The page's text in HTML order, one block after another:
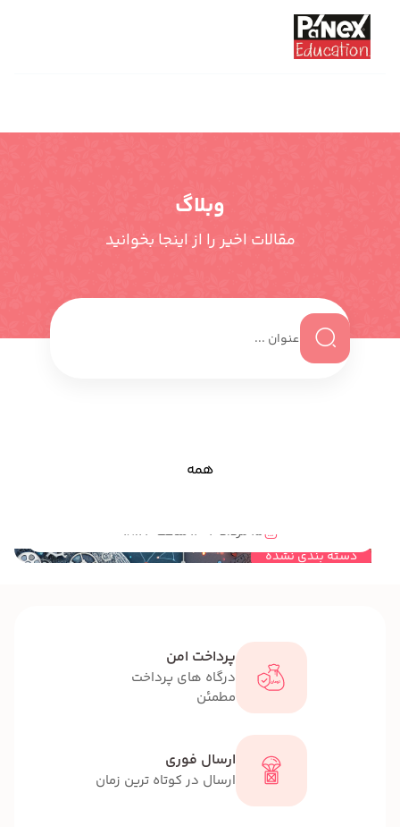
وبلاگ
مقالات اخیر را از اینجا بخوانید
همه
دسته بندی نشده
15 مرداد 1404 ساعت 18:23
پرداخت امن
درگاه های پرداخت
مطمئن
ارسال فوری
ارسال در کوتاه ترین زمان